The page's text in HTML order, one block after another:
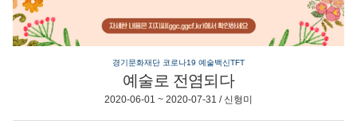
경기문화재단 코로나19 예술백신TFT
예술로 전염되다
2020-06-01 ~ 2020-07-31 / 신형미